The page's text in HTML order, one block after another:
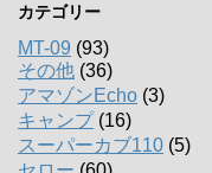
イ
ブ
カテゴリー
MT-09 (93)
その他 (36)
アマゾンEcho (3)
キャンプ(16)
スーパーカブ110 (5)